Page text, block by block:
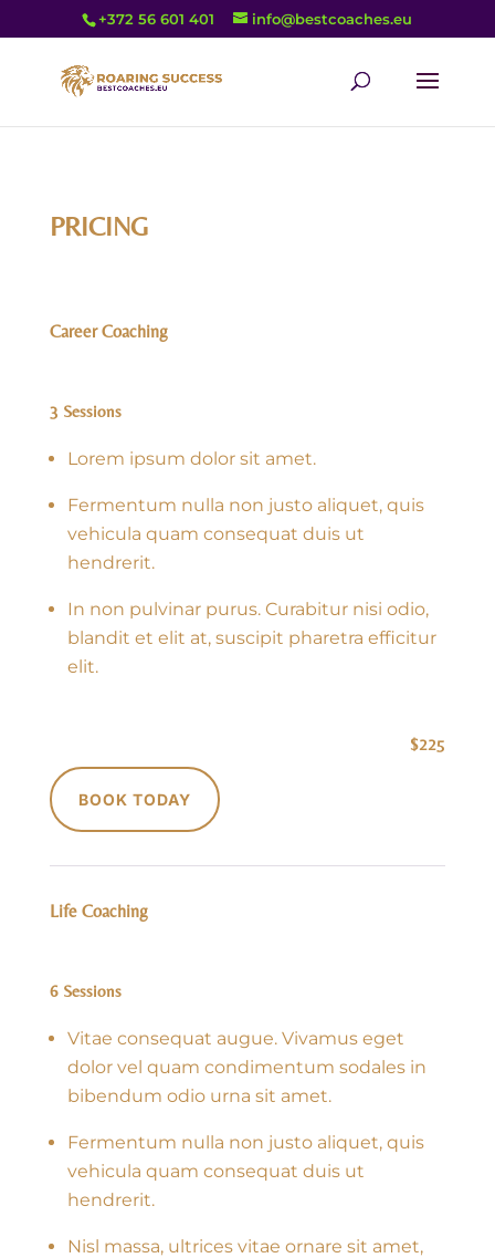
+372 56 601 401 info@bestcoaches.eu
PRICING
Career Coaching
3 Sessions
Lorem ipsum dolor sit amet.
Fermentum nulla non justo aliquet, quis
vehicula quam consequat duis ut
hendrerit.
In non pulvinar purus. Curabitur nisi odio,
blandit et elit at, suscipit pharetra efficitur
elit.
$225
BOOK TODAY
Life Coaching
6 Sessions
Vitae consequat augue. Vivamus eget
dolor vel quam condimentum sodales in
bibendum odio urna sit amet.
Fermentum nulla non justo aliquet, quis
vehicula quam consequat duis ut
hendrerit.
Nisl massa, ultrices vitae ornare sit amet,